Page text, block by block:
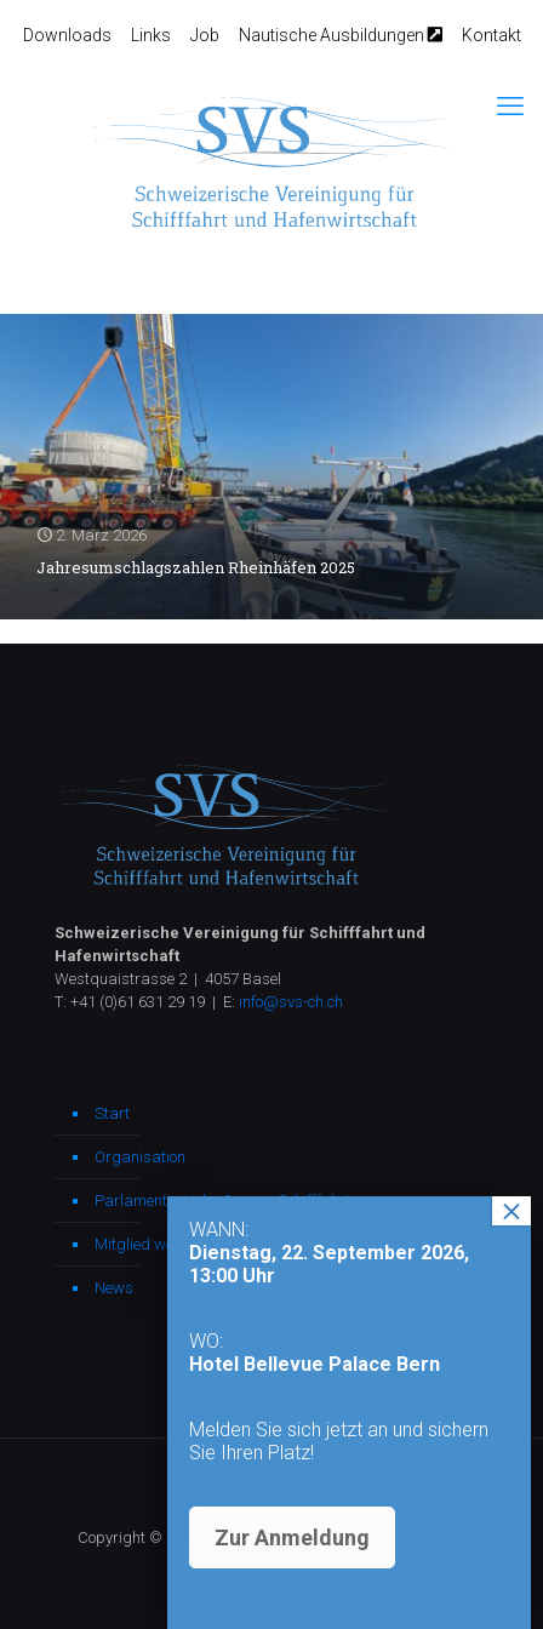
Downloads Links Job Nautische Ausbildungen Kontakt
2. März 2026
Jahresumschlagszahlen Rheinhäfen 2025
Schweizerische Vereinigung für Schifffahrt und
Hafenwirtschaft
Westquaistrasse 2 | 4057 Basel
T: +41 (0)61 631 29 19 | E: info@svs-ch.ch
Start
Organisation
Parlamentarische Gruppe Schifffahrt
Mitglied werden
News
Copyright © 2026 - Alle Rechte vorbehalten |
WANN:
Dienstag, 22. September 2026,
13:00 Uhr
WO:
Hotel Bellevue Palace Bern
Melden Sie sich jetzt an und sichern
Sie Ihren Platz!
Zur Anmeldung